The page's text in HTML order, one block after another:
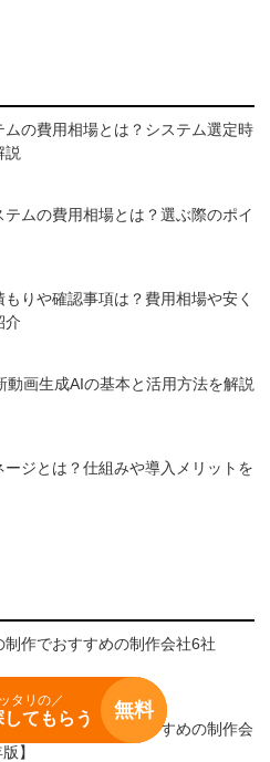
ムの費用相場とは？システム選定時
説
テムの費用相場とは？選ぶ際のポイ
りや確認事項は？費用相場や安く
介
動画生成AIの基本と活用方法を解説
ージとは？仕組みや導入メリットを
制作でおすすめの制作会社6社
ージ動画の制作でおすすめの制作会
】
タリの／
てもらう 無料